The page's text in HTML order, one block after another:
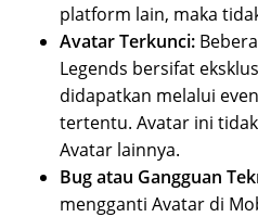
platform lain, maka
Avatar Terkunci:
Legends bersifat
didapatkan melalui
tertentu. Avatar ini
Avatar lainnya.
Bug atau Gangguan
mengganti Avatar di